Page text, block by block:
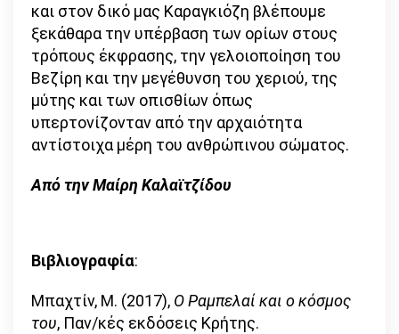
και στον δικό μας Καραγκιόζη βλέπουμε
ξεκάθαρα την υπέρβαση των ορίων στους
τρόπους έκφρασης, την γελοιοποίηση του
Βεζίρη και την μεγέθυνση του χεριού, της
μύτης και των οπισθίων όπως
υπερτονίζονταν από την αρχαιότητα
αντίστοιχα μέρη του ανθρώπινου σώματος.
Από την Μαίρη Καλαϊτζίδου
Βιβλιογραφία:
Μπαχτίν, Μ. (2017), Ο Ραμπελαί και ο κόσμος
του, Παν/κές εκδόσεις Κρήτης.